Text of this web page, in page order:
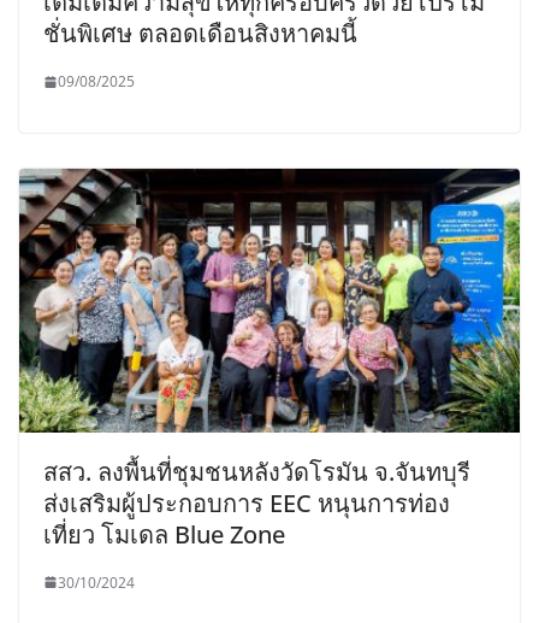
ชั่นพิเศษ ตลอดเดือนสิงหาคมนี้
09/08/2025
สสว. ลงพื้นที่ชุมชนหลังวัดโรมัน จ.จันทบุรี
ส่งเสริมผู้ประกอบการ EEC หนุนการท่อง
เที่ยว โมเดล Blue Zone
30/10/2024